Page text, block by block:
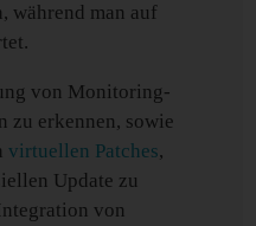
während man auf
von Monitoring-
zu erkennen, sowie
virtuellen Patches,
Update zu
von